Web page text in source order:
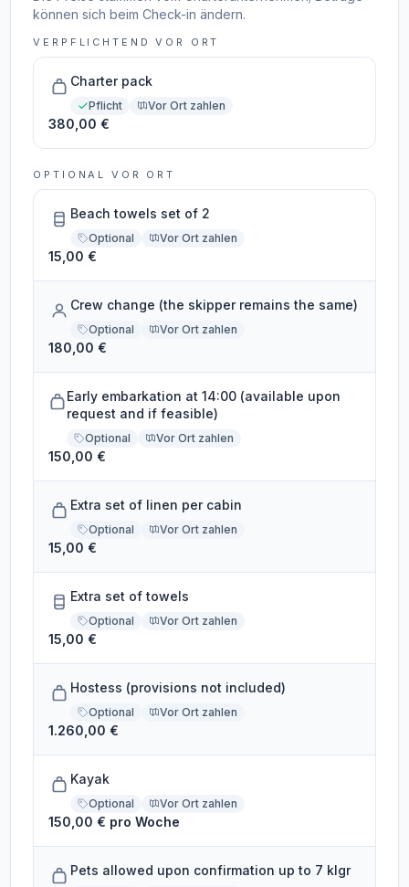
können sich beim Check-in ändern.
VERPFLICHTEND VOR ORT
Charter pack
Pflicht Vor Ort zahlen
380,00 €
OPTIONAL VOR ORT
Beach towels set of 2
Optional Vor Ort zahlen
15,00 €
Crew change (the skipper remains the same)
Optional Vor Ort zahlen
180,00 €
Early embarkation at 14:00 (available upon
request and if feasible)
Optional Vor Ort zahlen
150,00 €
Extra set of linen per cabin
Optional Vor Ort zahlen
15,00 €
Extra set of towels
Optional Vor Ort zahlen
15,00 €
Hostess (provisions not included)
Optional Vor Ort zahlen
1.260,00 €
Kayak
Optional Vor Ort zahlen
150,00 € pro Woche
Pets allowed upon confirmation up to 7 klgr